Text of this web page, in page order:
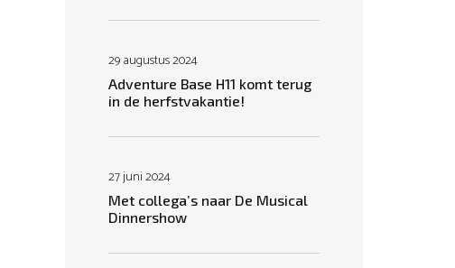
29 augustus 2024
Adventure Base H11 komt terug
in de herfstvakantie!
27 juni 2024
Met collega’s naar De Musical
Dinnershow